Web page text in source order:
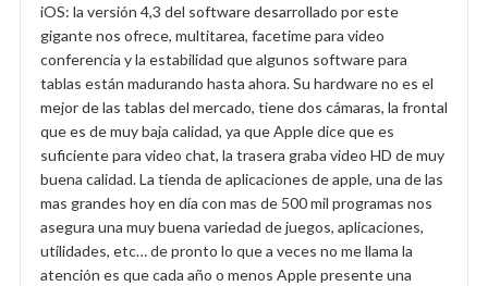
iOS: la versión 4,3 del software desarrollado por este
gigante nos ofrece, multitarea, facetime para video
conferencia y la estabilidad que algunos software para
tablas están madurando hasta ahora. Su hardware no es el
mejor de las tablas del mercado, tiene dos cámaras, la frontal
que es de muy baja calidad, ya que Apple dice que es
suficiente para video chat, la trasera graba video HD de muy
buena calidad. La tienda de aplicaciones de apple, una de las
mas grandes hoy en día con mas de 500 mil programas nos
asegura una muy buena variedad de juegos, aplicaciones,
utilidades, etc… de pronto lo que a veces no me llama la
atención es que cada año o menos Apple presente una